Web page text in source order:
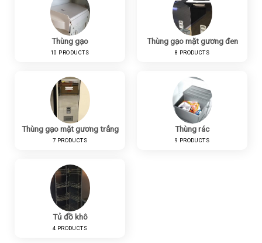
Thùng gạo
10 PRODUCTS
Thùng gạo mặt gương đen
8 PRODUCTS
Thùng gạo mặt gương trắng
7 PRODUCTS
Thùng rác
9 PRODUCTS
Tủ đồ khô
4 PRODUCTS